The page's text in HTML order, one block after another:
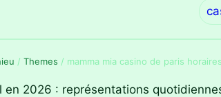
/ Themes / mamma mia casino de paris
en 2026 : représentations